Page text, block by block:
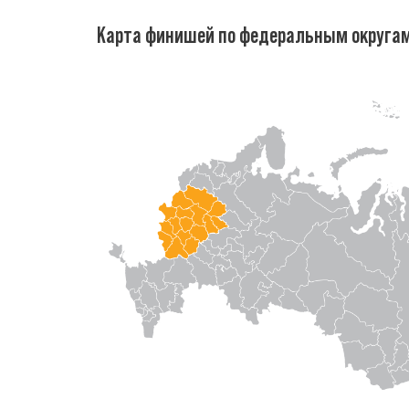
Карта финишей по федеральным